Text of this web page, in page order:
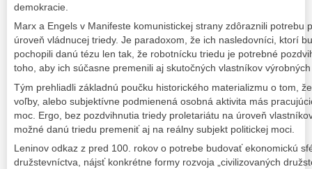
demokracie.
Marx a Engels v Manifeste komunistickej strany zdôraznili potrebu
úroveň vládnucej triedy. Je paradoxom, že ich nasledovníci, ktorí
pochopili danú tézu len tak, že robotnícku triedu je potrebné
toho, aby ich súčasne premenili aj skutočných vlastníkov
Tým prehliadli základnú poučku historického materializmu o tom,
voľby, alebo subjektívne podmienená osobná aktivita más
moc. Ergo, bez pozdvihnutia triedy proletariátu na úroveň
možné danú triedu premeniť aj na reálny subjekt politickej moci.
Leninov odkaz z pred 100. rokov o potrebe budovať ekonomickú
družstevníctva, nájsť konkrétne formy rozvoja „civilizovaných